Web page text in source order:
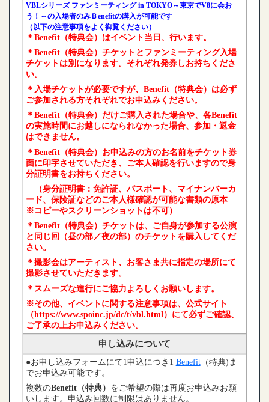
VBLシリーズ ファンミーティング in TOKYO～東京でV8に会お
う！～の入場者のみＢenefitの購入が可能です
（以下の注意事項をよく御覧ください）
＊Benefit（特典会）はイベント当日、行います。
＊Benefit（特典会）チケットとファンミーティング入場
チケットは別になります。それぞれ発券しお持ちくださ
い。
＊入場チケットが必要ですが、Benefit（特典会）は必ず
ご参加される方それぞれでお申込みください。
＊Benefit（特典会）だけご購入された場合や、各Benefit
の実施時間にお越しになられなかった場合、参加・返金
はできません。
＊Benefit（特典会）お申込みの方のお名前をチケット券
面に印字させていただき、ご本人確認を行いますので身
分証明書をお持ちください。
（身分証明書：免許証、パスポート、マイナンバーカ
ード、保険証などのご本人様確認が可能な書類の原本
※コピーやスクリーンショットは不可）
＊Benefit（特典会）チケットは、ご自身が参加する公演
と同じ回（昼の部／夜の部）のチケットを購入してくだ
さい。
＊撮影会はアーティスト、お客さま共に指定の場所にて
撮影させていただきます。
＊スムーズな進行にご協力よろしくお願いします。
※その他、イベントに関する注意事項は、公式サイト
（https://www.spoinc.jp/dc/t/vbl.html）にて必ずご確認、
ご了承の上お申込みください。
申し込みについて
●お申し込みフォームにて1申込につき1 Benefit（特典)ま
でお申込み可能です。
複数のBenefit（特典） をご希望の際は再度お申込みお願
いします。申込み回数に制限はありません。